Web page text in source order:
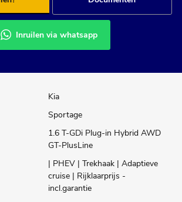
Inruilen via whatsapp
Kia
Sportage
1.6 T-GDi Plug-in Hybrid AWD
GT-PlusLine
| PHEV | Trekhaak | Adaptieve
cruise | Rijklaarprijs -
incl.garantie